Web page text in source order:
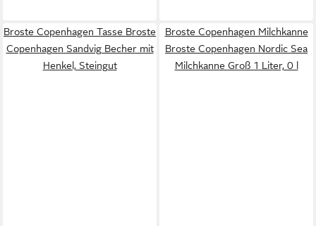
Broste Copenhagen Tasse Broste
Copenhagen Sandvig Becher mit
Henkel, Steingut
Broste Copenhagen Milchkanne
Broste Copenhagen Nordic Sea
Milchkanne Groß 1 Liter, 0 l